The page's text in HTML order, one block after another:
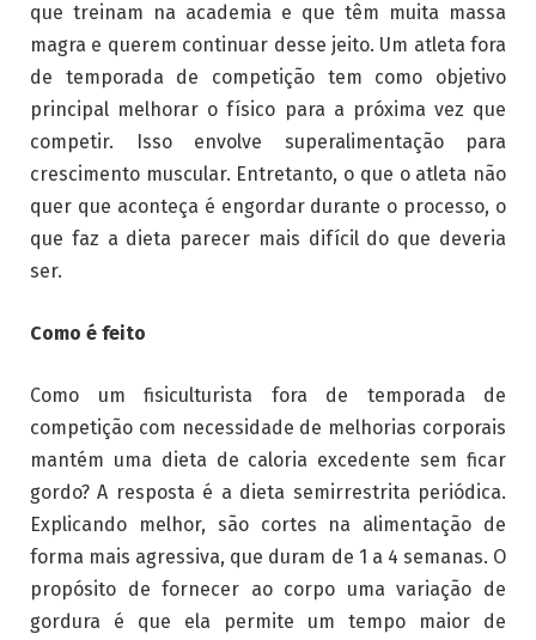
que treinam na academia e que têm muita massa
magra e querem continuar desse jeito. Um atleta fora
de temporada de competição tem como objetivo
principal melhorar o físico para a próxima vez que
competir. Isso envolve superalimentação para
crescimento muscular. Entretanto, o que o atleta não
quer que aconteça é engordar durante o processo, o
que faz a dieta parecer mais difícil do que deveria
ser.
Como é feito
Como um fisiculturista fora de temporada de
competição com necessidade de melhorias corporais
mantém uma dieta de caloria excedente sem ficar
gordo? A resposta é a dieta semirrestrita periódica.
Explicando melhor, são cortes na alimentação de
forma mais agressiva, que duram de 1 a 4 semanas. O
propósito de fornecer ao corpo uma variação de
gordura é que ela permite um tempo maior de